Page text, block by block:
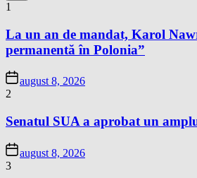
1
La un an de mandat, Karol
permanentă în Polonia”
august 8, 2026
2
Senatul SUA a aprobat un
august 8, 2026
3